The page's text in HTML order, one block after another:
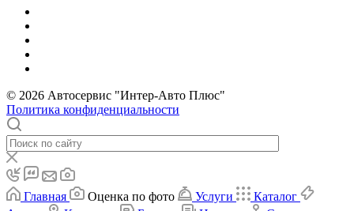
© 2026 Автосервис "Интер-Авто Плюс"
Политика конфиденциальности
Главная Оценка по фото Услуги
Каталог